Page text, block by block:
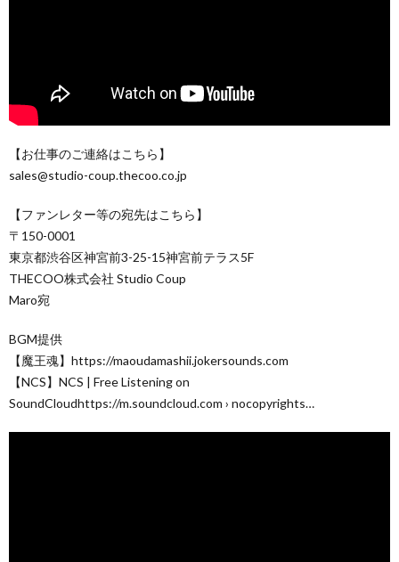
【お仕事のご連絡はこちら】
sales@studio-coup.thecoo.co.jp
【ファンレター等の宛先はこちら】
〒150-0001
東京都渋谷区神宮前3-25-15神宮前テラス5F
THECOO株式会社 Studio Coup
Maro宛
BGM提供
【魔王魂】https://maoudamashii.jokersounds.com
【NCS】NCS | Free Listening on
SoundCloudhttps://m.soundcloud.com › nocopyrights…